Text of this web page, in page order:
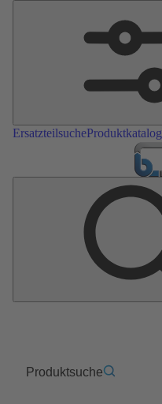
ErsatzteilsucheProduktkatalog
Produktsuche